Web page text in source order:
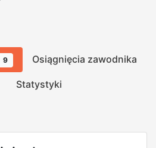
9 Osiągnięcia zawodnika
Statystyki